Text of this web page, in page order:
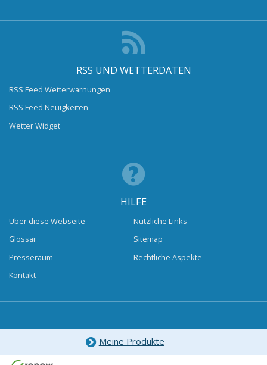
RSS UND WETTERDATEN
RSS Feed Wetterwarnungen
RSS Feed Neuigkeiten
Wetter Widget
HILFE
Über diese Webseite
Glossar
Presseraum
Kontakt
Nützliche Links
Sitemap
Rechtliche Aspekte
Meine Produkte